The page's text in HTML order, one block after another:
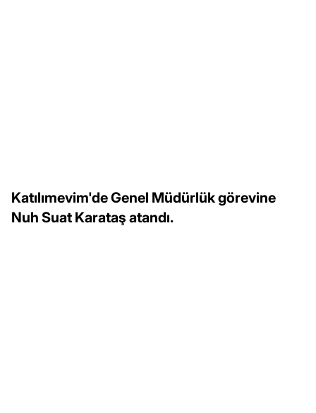
Katılımevim'de Genel Müdürlük görevine
Nuh Suat Karataş atandı.